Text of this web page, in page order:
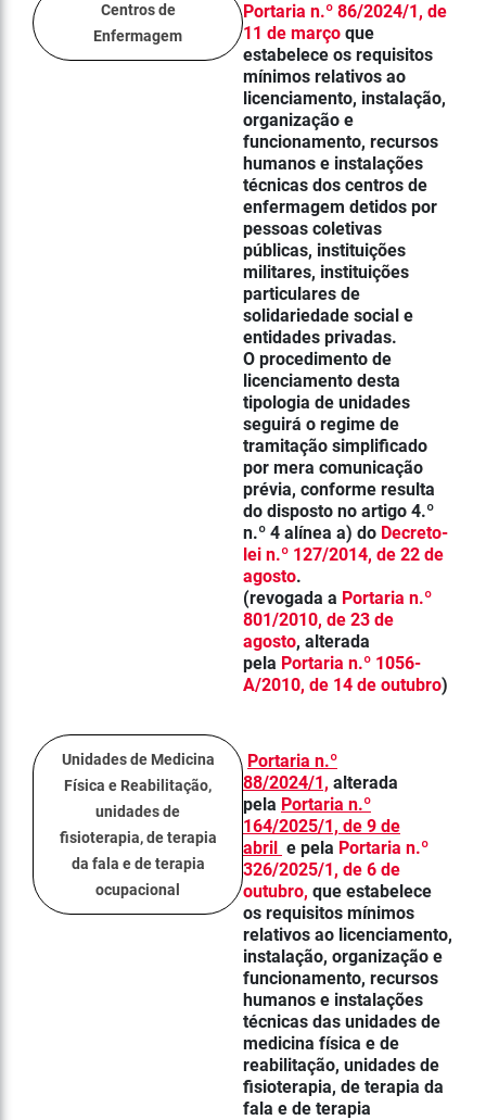
Centros de
Enfermagem
Portaria n.º 86/2024/1, de
11 de março que
estabelece os requisitos
mínimos relativos ao
licenciamento, instalação,
organização e
funcionamento, recursos
humanos e instalações
técnicas dos centros de
enfermagem detidos por
pessoas coletivas
públicas, instituições
militares, instituições
particulares de
solidariedade social e
entidades privadas.
O procedimento de
licenciamento desta
tipologia de unidades
seguirá o regime de
tramitação simplificado
por mera comunicação
prévia, conforme resulta
do disposto no artigo 4.º
n.º 4 alínea a) do Decreto-
lei n.º 127/2014, de 22 de
agosto.
(revogada a Portaria n.º
801/2010, de 23 de
agosto, alterada
pela Portaria n.º 1056-
A/2010, de 14 de outubro)
Unidades de Medicina
Física e Reabilitação,
unidades de
fisioterapia, de terapia
da fala e de terapia
ocupacional
Portaria n.º
88/2024/1, alterada
pela Portaria n.º
164/2025/1, de 9 de
abril e pela Portaria n.º
326/2025/1, de 6 de
outubro, que estabelece
os requisitos mínimos
relativos ao licenciamento,
instalação, organização e
funcionamento, recursos
humanos e instalações
técnicas das unidades de
medicina física e de
reabilitação, unidades de
fisioterapia, de terapia da
fala e de terapia